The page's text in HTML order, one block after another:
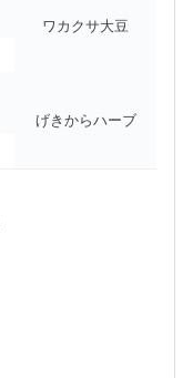
ワカクサ大豆
げきからハーブ